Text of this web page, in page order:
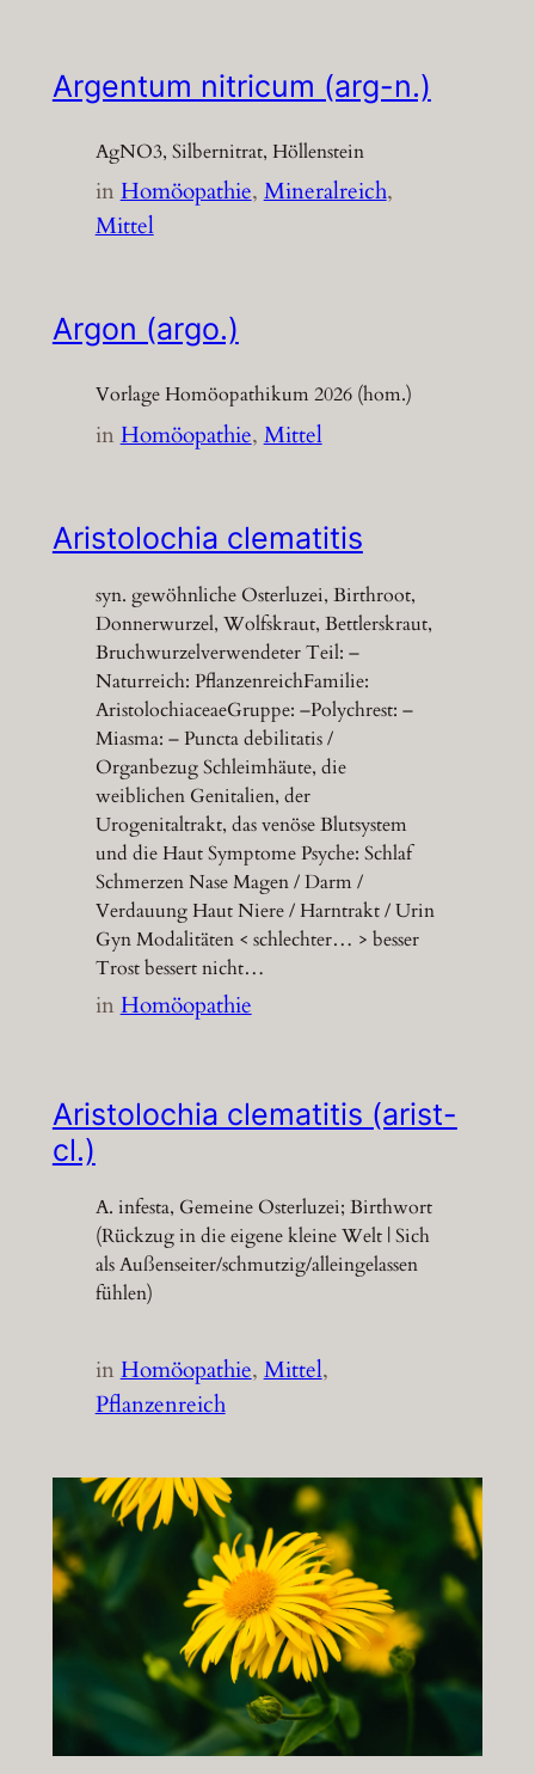
Argentum nitricum (arg-n.)
AgNO3, Silbernitrat, Höllenstein
inHomöopathie, Mineralreich
Mittel
Argon (argo.)
Vorlage Homöopathikum 2026 (hom.)
inHomöopathie, Mittel
Aristolochia clematitis
syn. gewöhnliche Osterluzei, Birthroot,
Donnerwurzel, Wolfskraut, Bettlerskraut,
Bruchwurzelverwendeter Teil: –
Naturreich: PflanzenreichFamilie:
AristolochiaceaeGruppe: –Polychrest: –
Miasma: – Puncta debilitatis /
Organbezug Schleimhäute, die
weiblichen Genitalien, der
Urogenitaltrakt, das venöse Blutsystem
und die Haut Symptome Psyche: Schlaf
Schmerzen Nase Magen / Darm /
Verdauung Haut Niere / Harntrakt / Urin
Gyn Modalitäten < schlechter… > besser
Trost bessert nicht…
inHomöopathie
Aristolochia clematitis (arist-
cl.)
A. infesta, Gemeine Osterluzei; Birthwort
(Rückzug in die eigene kleine Welt | Sich
als Außenseiter/schmutzig/alleingelassen
fühlen)
inHomöopathie, Mittel
Pflanzenreich